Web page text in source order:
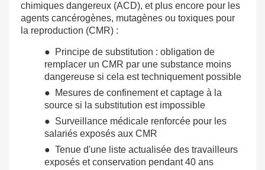
chimiques dangereux (ACD), et plus encore pour les
agents cancérogènes, mutagènes ou toxiques pour
la reproduction (CMR) :
● Principe de substitution : obligation de
remplacer un CMR par une substance moins
dangereuse si cela est techniquement possible
● Mesures de confinement et captage à la
source si la substitution est impossible
● Surveillance médicale renforcée pour les
salariés exposés aux CMR
● Tenue d'une liste actualisée des travailleurs
exposés et conservation pendant 40 ans